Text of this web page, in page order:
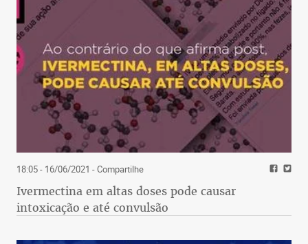
18:05 - 16/06/2021 - Compartilhe
Ivermectina em altas doses pode causar
intoxicação e até convulsão